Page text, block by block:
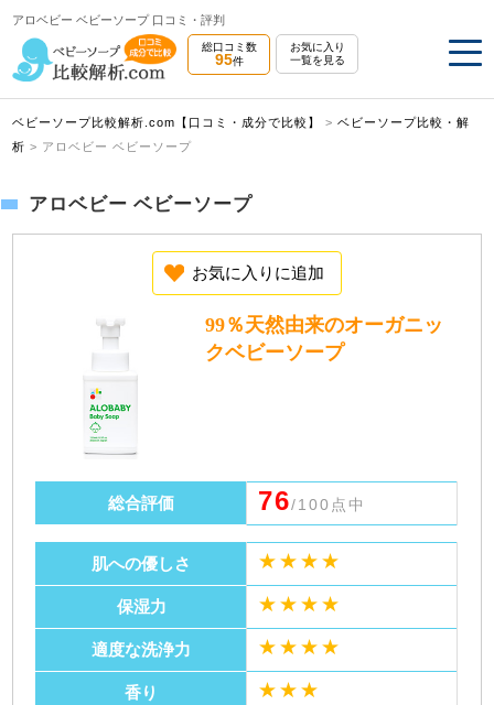
アロベビー ベビーソープ 口コミ・評判
総口コミ数
95件
お気に入り
一覧を見る
ベビーソープ比較解析.com【口コミ・成分で比較】 >ベビーソープ比較・解
析 > アロベビー ベビーソープ
アロベビー ベビーソープ
お気に入りに追加
99％天然由来のオーガニッ
クベビーソープ
総合評価 76/100点中
肌への優しさ ★★★★
保湿力 ★★★★
適度な洗浄力 ★★★★
香り ★★★